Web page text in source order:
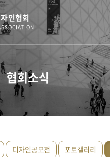
인협회
협회소식
디자인공모전 포토갤러리